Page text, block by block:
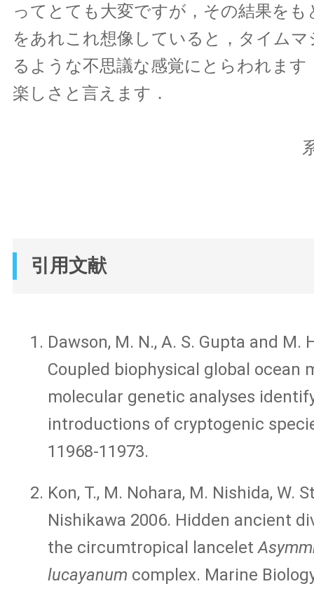
ってとても大変ですが，その結果をも
をあれこれ想像していると，タイム
るような不思議な感覚にとらわれます
楽しさと言えます．
引用文献
Dawson, M. N., A. S. Gupta and M.
Coupled biophysical global ocean
molecular genetic analyses
introductions of cryptogenic
11968-11973.
Kon, T., M. Nohara, M. Nishida, W.
Nishikawa 2006. Hidden ancient
the circumtropical lancelet
lucayanum complex. Marine